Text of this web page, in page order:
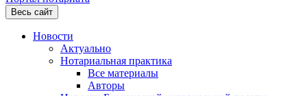
Весь сайт
Новости
Актуально
Нотариальная практика
Все материалы
Авторы